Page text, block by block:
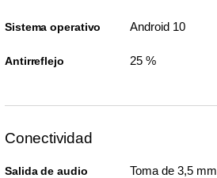
Sistema operativo Android 10
Antirreflejo 25 %
Conectividad
Salida de audio Toma de 3,5 mm